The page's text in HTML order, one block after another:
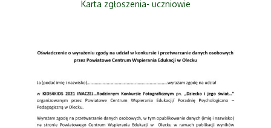
Karta zgłoszenia- uczniowie